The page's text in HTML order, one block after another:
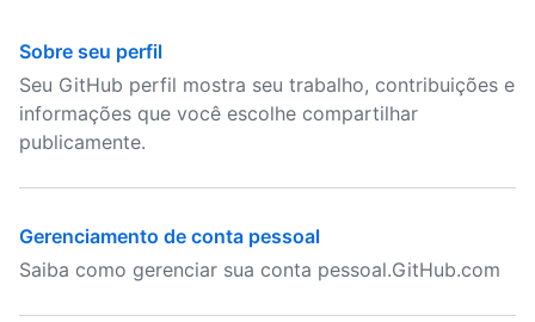
Sobre seu perfil
Seu GitHub perfil mostra seu trabalho, contribuições e
informações que você escolhe compartilhar
publicamente.
Gerenciamento de conta pessoal
Saiba como gerenciar sua conta pessoal.GitHub.com